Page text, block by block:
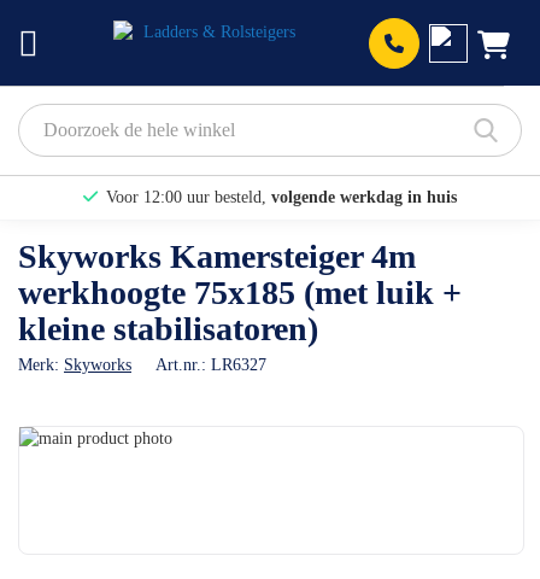
Voor 12:00 uur besteld, volgende werkdag in huis
Bekijk hier onze Actiepagina
Binnen 1 dag een gratis offerte
Skyworks Kamersteiger 4m
werkhoogte 75x185 (met luik +
kleine stabilisatoren)
Merk: Skyworks Art.nr.: LR6327
Ga